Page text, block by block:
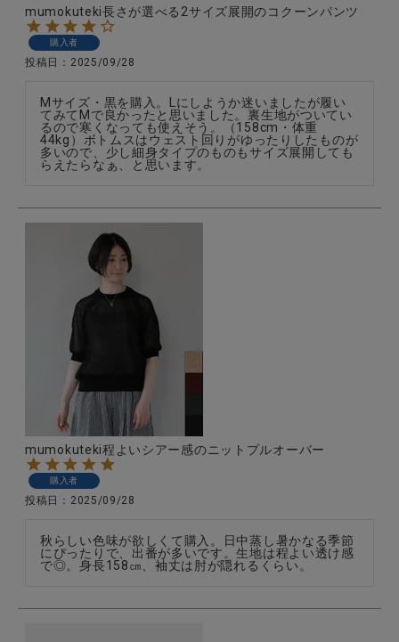
mumokuteki長さが選べる2サイズ展開のコクーンパンツ
購入者
投稿日 2025/09/28
Mサイズ・黒を購入。Lにしようか迷いましたが履い
てみてMで良かったと思いました。裏生地がついてい
るので寒くなっても使えそう。（158cm・体重
44kg）ボトムスはウェスト回りがゆったりしたものが
多いので、少し細身タイプのものもサイズ展開しても
らえたらなぁ、と思います。
mumokuteki程よいシアー感のニットプルオーバー
購入者
投稿日 2025/09/28
秋らしい色味が欲しくて購入。日中蒸し暑かなる季節
にぴったりで、出番が多いです。生地は程よい透け感
で◎。身長158㎝、袖丈は肘が隠れるくらい。